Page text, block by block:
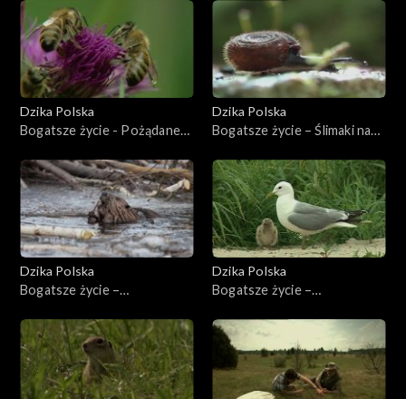
Dzika Polska
Bogatsze życie - Pożądane
Dzika Polska
Bogatsze życie – Ślimaki na
Dzika Polska
Bogatsze życie –
Dzika Polska
Bogatsze życie –